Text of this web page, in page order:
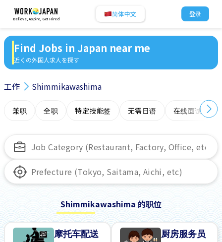
Believe, Aspire, Get Hired
简体中文 登录
Find Jobs in Japan near me
近くの外国人求人を探す
工作 Shimmikawashima
兼职 全职 特定技能签 无需日语 在线面试
Shimmikawashima 的职位
摩托车配送 厨房服务员